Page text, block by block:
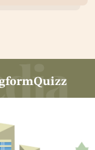
Quizz